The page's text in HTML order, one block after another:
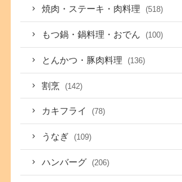
焼肉・ステーキ・肉料理 (518)
もつ鍋・鍋料理・おでん (100)
とんかつ・豚肉料理 (136)
割烹 (142)
カキフライ (78)
うなぎ (109)
ハンバーグ (206)